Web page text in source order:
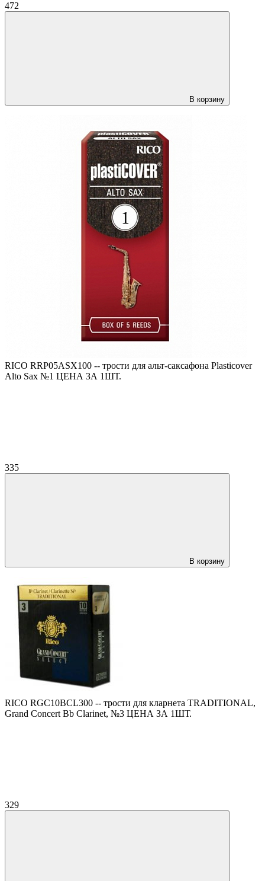
472
В корзину
RICO RRP05ASX100 -- трости для альт-саксафона Plasticover
Alto Sax №1 ЦЕНА ЗА 1ШТ.
335
В корзину
RICO RGC10BCL300 -- трости для кларнета TRADITIONAL,
Grand Concert Bb Clarinet, №3 ЦЕНА ЗА 1ШТ.
329